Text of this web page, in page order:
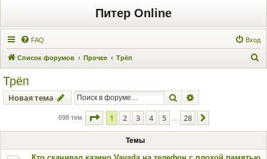
Питер Online
FAQ Вход
Список форумов Прочее Трёп
Трёп
Новая тема Поиск
698 тем Страница из 28
1 2 3 4 5 28
Темы